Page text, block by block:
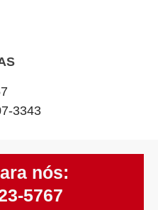
3343
nós:
5767